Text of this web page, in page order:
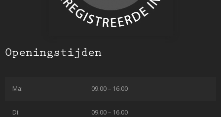
Openingstijden
Ma: 09.00 – 16.00
Di: 09.00 – 16.00